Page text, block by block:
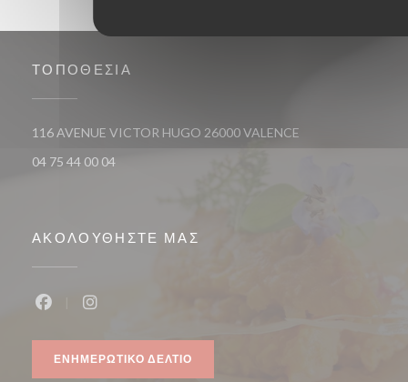
ΤΟΠΟΘΕΣΊΑ
116 AVENUE VICTOR HUGO 26000 VALENCE
04 75 44 00 04
ΑΚΟΛΟΥΘΉΣΤΕ ΜΑΣ
ΕΝΗΜΕΡΩΤΙΚΌ ΔΕΛΤΊΟ